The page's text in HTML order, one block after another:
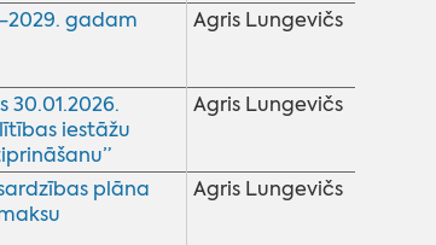
gadam
Agris Lungevičs
iestāžu
Agris Lungevičs
plāna
Agris Lungevičs